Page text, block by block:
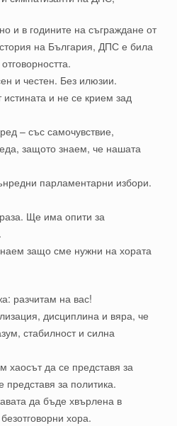
и в годините на съграждане от
на България, ДПС е била
и честен. Без илюзии.
и не се крием зад
– със самочувствие,
защото знаем, че нашата
парламентарни избори.
Ще има опити за
защо сме нужни на хората
разчитам на вас!
дисциплина и вяра, че
стабилност и силна
хаосът да се представя за
за политика.
да бъде хвърлена в
хора.